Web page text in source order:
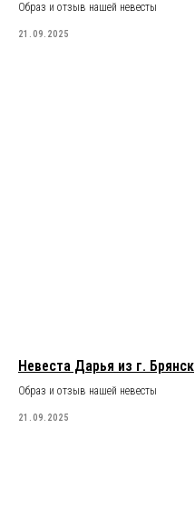
Образ и отзыв нашей невесты
21.09.2025
Невеста Дарья из г. Брянск
Образ и отзыв нашей невесты
21.09.2025